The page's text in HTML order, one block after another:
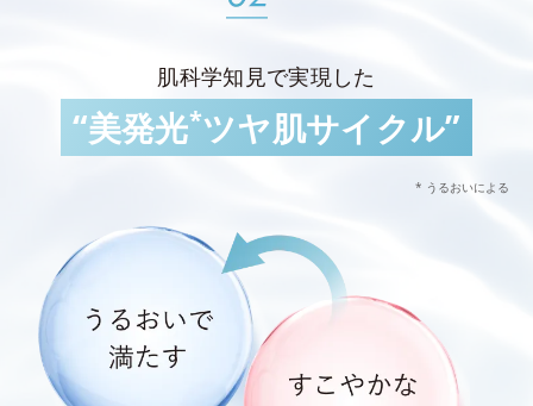
肌科学知見で実現した
“美発光*ツヤ肌サイクル”
* うるおいによる